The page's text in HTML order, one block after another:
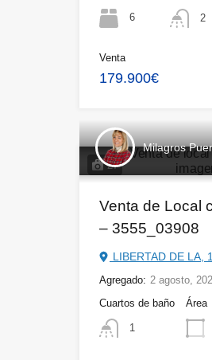
6 2
Venta
179.900€
27
Milagros
Venta de Local
– 3555_03908
LIBERTAD DE LA,
Agregado: 2 agosto,
Cuartos de baño
1
Área